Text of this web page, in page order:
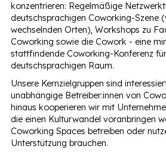
konzentrieren: Regelmäßige
deutschsprachigen Coworking-Szene
wechselnden Orten), Workshops zu
Coworking sowie die Cowork - eine
stattfindende Coworking-Konferenz
deutschsprachigen Raum.
Unsere Kernzielgruppen sind
unabhängige Betreiber:innen von
hinaus kooperieren wir mit
die einen Kulturwandel voranbringen
Coworking Spaces betreiben oder
Unterstützung brauchen.